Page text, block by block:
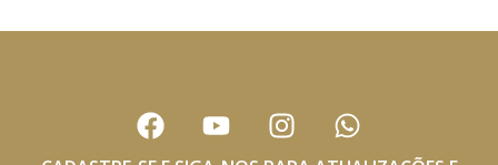
F
a
Y
o
I
n
W
h